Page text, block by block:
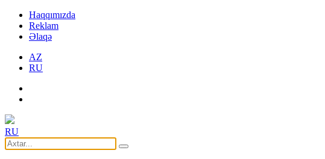
Haqqımızda
Reklam
Əlaqə
AZ
RU
RU